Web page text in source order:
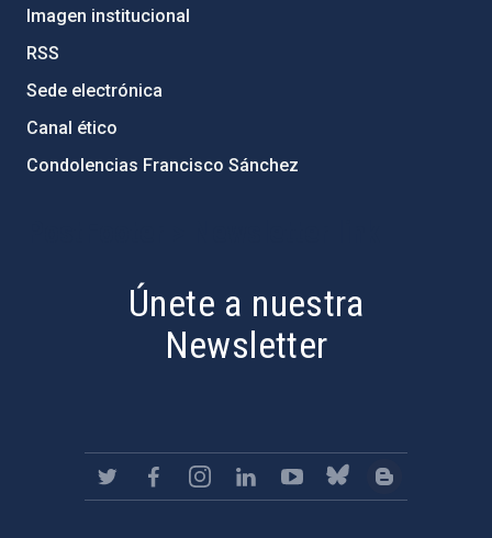
Imagen institucional
RSS
Sede electrónica
Canal ético
Condolencias Francisco Sánchez
Únete a nuestra
Newsletter